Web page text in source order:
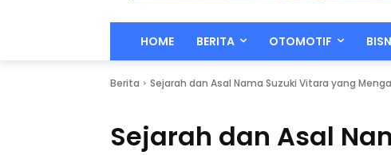
HOME BERITA OTOMOTIF
Berita Sejarah dan Asal Nama Suzuki Vitara yang
Sejarah dan Asal